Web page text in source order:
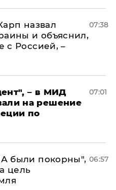
назвал
и объяснил,
с Россией, –
07:38
– в МИД
на решение
по
07:01
были покорны",
цель
06:57